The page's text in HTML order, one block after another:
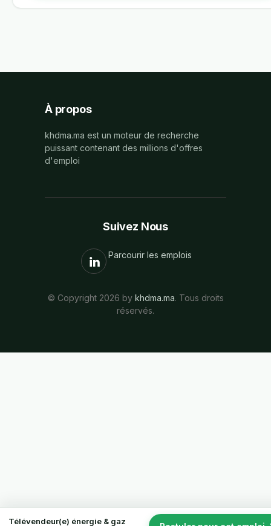
Télévendeur(e) énergie & gaz
À propos
khdma.ma est un moteur de recherche
puissant contenant des millions d'offres
d'emploi
Suivez Nous
Parcourir les emplois
© Copyright 2026 by khdma.ma. Tous droits
réservés.